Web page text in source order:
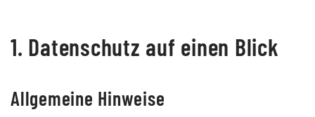
1. Datenschutz auf einen Blick
Allgemeine Hinweise